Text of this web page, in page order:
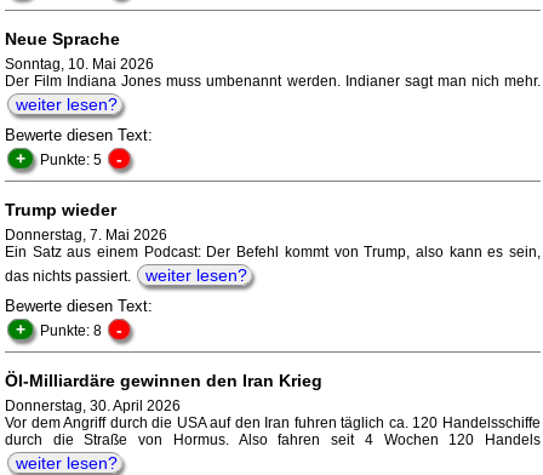
Neue Sprache
Sonntag, 10. Mai 2026
Der Film Indiana Jones muss umbenannt werden. Indianer sagt man nich mehr.
weiter lesen?
Bewerte diesen Text:
+ Punkte: 5 -
Trump wieder
Donnerstag, 7. Mai 2026
Ein Satz aus einem Podcast: Der Befehl kommt von Trump, also kann es sein,
das nichts passiert.
weiter lesen?
Bewerte diesen Text:
+ Punkte: 8 -
Öl-Milliardäre gewinnen den Iran Krieg
Donnerstag, 30. April 2026
Vor dem Angriff durch die USA auf den Iran fuhren täglich ca. 120 Handelsschiffe
durch die Straße von Hormus. Also fahren seit 4 Wochen 120 Handels
weiter lesen?